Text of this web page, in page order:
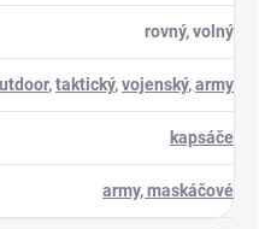
rovný, volný
,taktický,vojenský,army
kapsáče
army, maskáčové